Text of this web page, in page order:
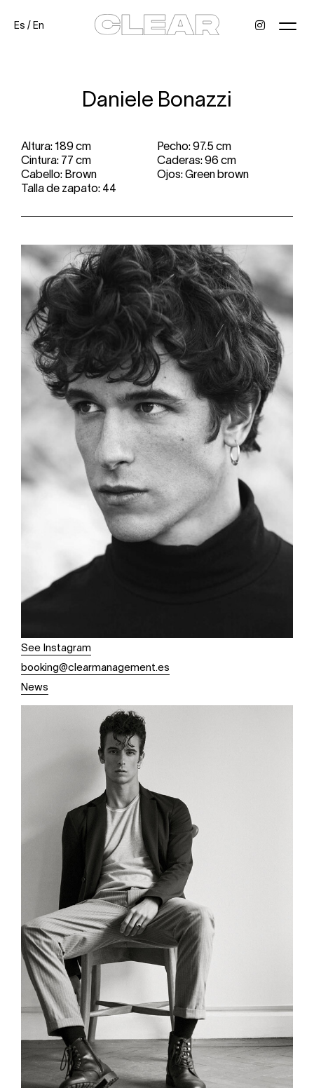
Es /En
Daniele Bonazzi
Altura: 189 cm
Pecho: 97.5 cm
Cintura: 77 cm
Caderas: 96 cm
Cabello: Brown
Ojos: Green brown
Talla de zapato: 44
See Instagram
booking@clearmanagement.es
News